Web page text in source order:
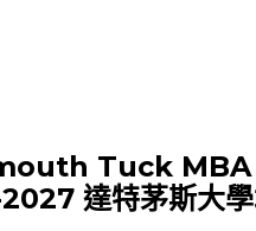
Tuck MBA
達特茅斯大